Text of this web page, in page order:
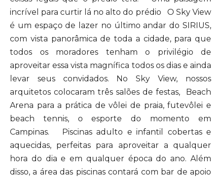
incrível para curtir lá no alto do prédio O Sky View
é um espaço de lazer no último andar do SIRIUS,
com vista panorâmica de toda a cidade, para que
todos os moradores tenham o privilégio de
aproveitar essa vista magnífica todos os dias e ainda
levar seus convidados. No Sky View, nossos
arquitetos colocaram três salões de festas, Beach
Arena para a prática de vôlei de praia, futevôlei e
beach tennis, o esporte do momento em
Campinas. Piscinas adulto e infantil cobertas e
aquecidas, perfeitas para aproveitar a qualquer
hora do dia e em qualquer época do ano. Além
disso, a área das piscinas contará com bar de apoio